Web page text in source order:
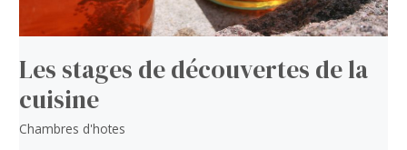
Les stages de découvertes de la
cuisine
Chambres d'hotes